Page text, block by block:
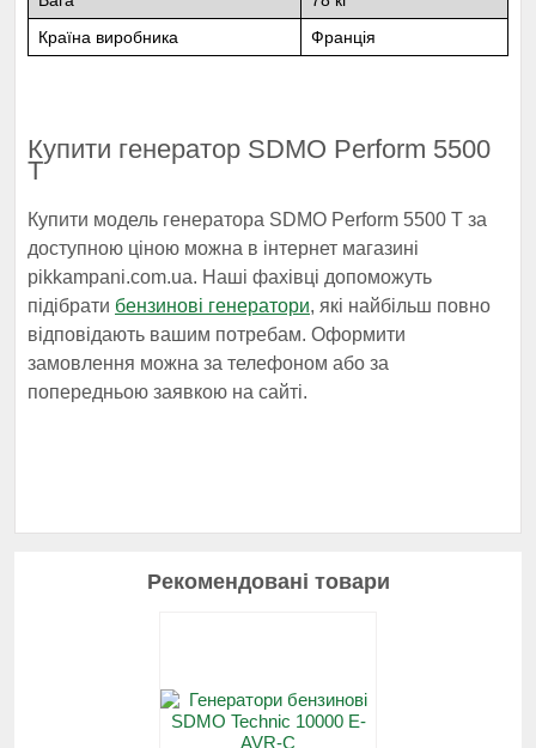
Країна виробника
Франція
Купити генератор SDMO Perform 5500
T
Купити модель генератора SDMO Perform 5500 T за
доступною ціною можна в інтернет магазині
pikkampani.com.ua. Наші фахівці допоможуть
підібрати бензинові генератори, які найбільш повно
відповідають вашим потребам. Оформити
замовлення можна за телефоном або за
попередньою заявкою на сайті.
Рекомендовані товари